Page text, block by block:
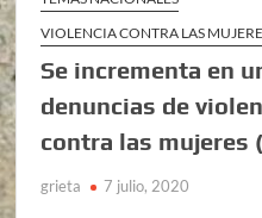
VIOLENCIA CONTRA LAS
Se incrementa en
denuncias de
contra las mujeres
grieta 7 julio, 2020